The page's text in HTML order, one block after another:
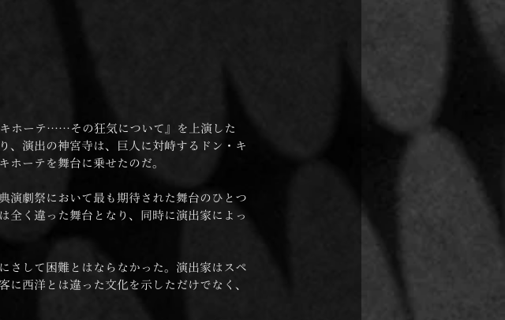
ホーテ……その狂気について』を上演した
、演出の神宮寺は、巨人に対峙するドン・キ
ホーテを舞台に乗せたのだ。
演劇祭において最も期待された舞台のひとつ
全く違った舞台となり、同時に演出家によっ
さして困難とはならなかった。演出家はスペ
西洋とは違った文化を示しただけでなく、